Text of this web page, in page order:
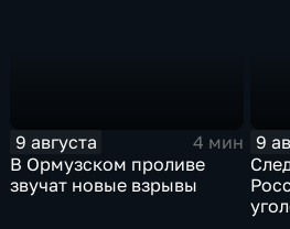
9 августа
4 мин
В Ормузском проливе
звучат новые взрывы
9